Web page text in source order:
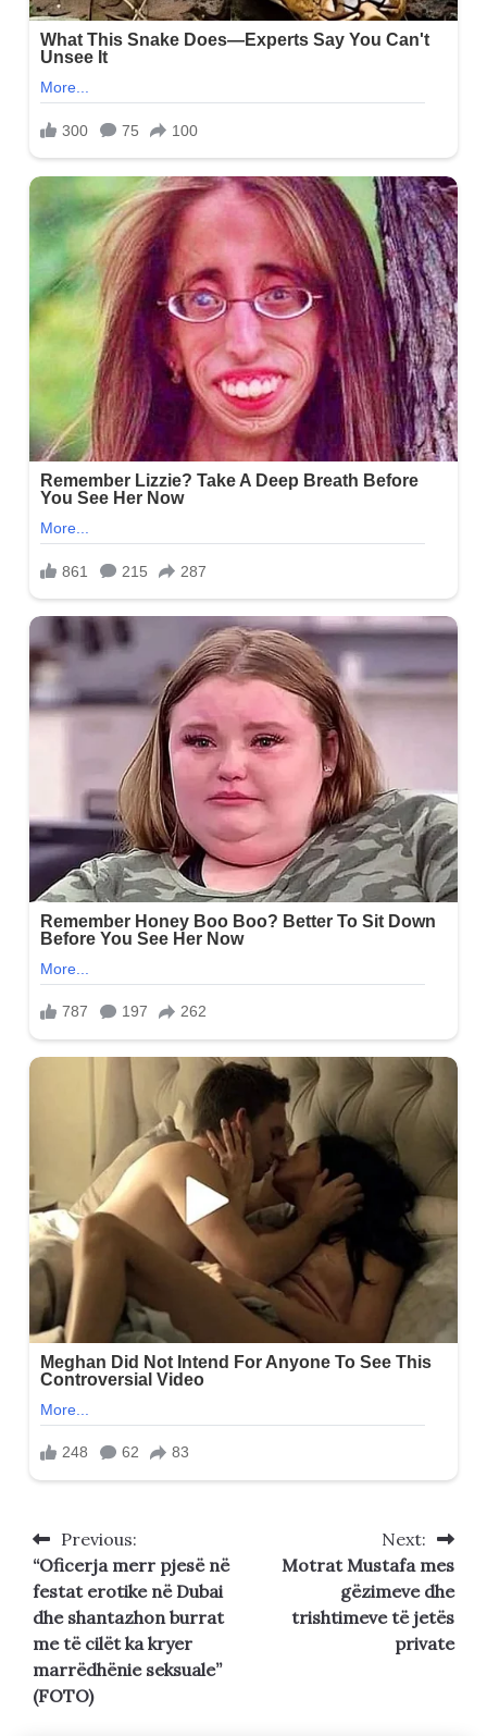
Post
navigation
Previous:
“Oficerja merr pjesë në
festat erotike në Dubai
dhe shantazhon burrat
me të cilët ka kryer
marrëdhënie seksuale”
(FOTO)
Next:
Motrat Mustafa mes
gëzimeve dhe
trishtimeve të jetës
private